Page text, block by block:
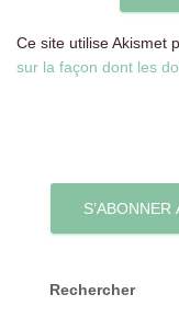
Ce site utilise Akismet
sur la façon dont les
Rechercher